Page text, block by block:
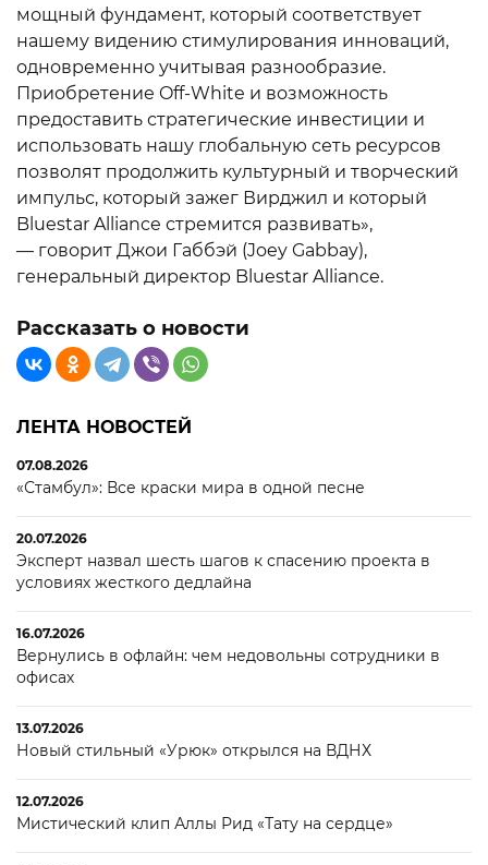
мощный фундамент, который соответствует
нашему видению стимулирования инноваций,
одновременно учитывая разнообразие.
Приобретение Off-White и возможность
предоставить стратегические инвестиции и
использовать нашу глобальную сеть ресурсов
позволят продолжить культурный и творческий
импульс, который зажег Вирджил и который
Bluestar Alliance стремится развивать»,
— говорит Джои Габбэй (Joey Gabbay),
генеральный директор Bluestar Alliance.
Рассказать о новости
ЛЕНТА НОВОСТЕЙ
07.08.2026
«Стамбул»: Все краски мира в одной песне
20.07.2026
Эксперт назвал шесть шагов к спасению проекта в
условиях жесткого дедлайна
16.07.2026
Вернулись в офлайн: чем недовольны сотрудники в
офисах
13.07.2026
Новый стильный «Урюк» открылся на ВДНХ
12.07.2026
Мистический клип Аллы Рид «Тату на сердце»